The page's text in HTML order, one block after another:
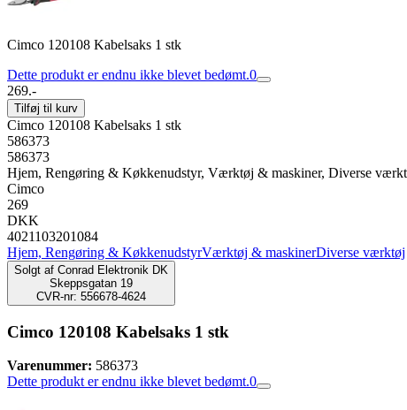
Cimco 120108 Kabelsaks 1 stk
Dette produkt er endnu ikke blevet bedømt.0
269.-
Tilføj til kurv
Cimco 120108 Kabelsaks 1 stk
586373
586373
Hjem, Rengøring & Køkkenudstyr, Værktøj & maskiner, Diverse
Cimco
269
DKK
4021103201084
Hjem, Rengøring & KøkkenudstyrVærktøj & maskinerDiverse værktøj
Solgt af Conrad Elektronik DK
Skeppsgatan 19
CVR-nr: 556678-4624
Cimco 120108 Kabelsaks 1 stk
Varenummer: 586373
Dette produkt er endnu ikke blevet bedømt.0